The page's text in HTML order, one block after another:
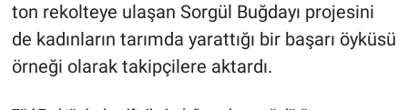
ton rekolteye ulaşan Sorgül Buğdayı projesini
de kadınların tarımda yarattığı bir başarı öyküsü
örneği olarak takipçilere aktardı.